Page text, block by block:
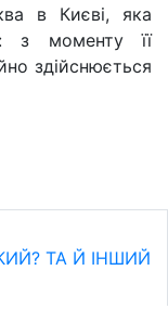
в Києві, яка
з моменту її
здійснюється
ТА Й ІНШИЙ